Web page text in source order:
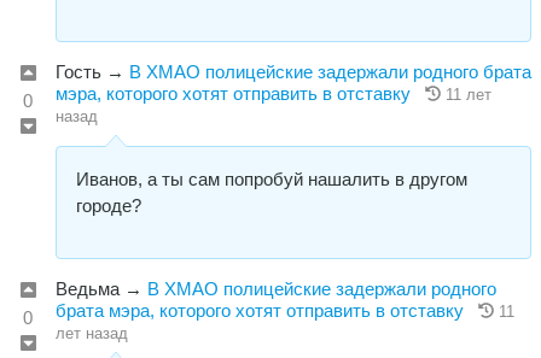
0
Гость → В ХМАО полицейские задержали родного брата
мэра, которого хотят отправить в отставку
11 лет
назад
Иванов, а ты сам попробуй нашалить в другом
городе?
0
Ведьма → В ХМАО полицейские задержали родного
брата мэра, которого хотят отправить в отставку
11
лет назад